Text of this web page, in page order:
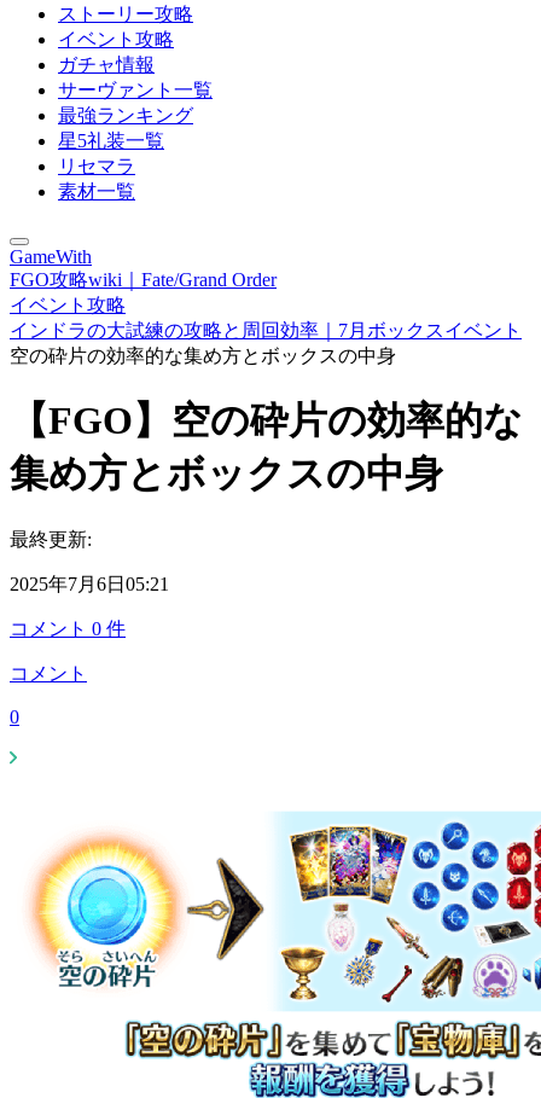
ストーリー攻略
イベント攻略
ガチャ情報
サーヴァント一覧
最強ランキング
星5礼装一覧
リセマラ
素材一覧
GameWith
FGO攻略wiki｜Fate/Grand Order
イベント攻略
インドラの大試練の攻略と周回効率｜7月ボックスイベント
空の砕片の効率的な集め方とボックスの中身
【FGO】空の砕片の効率的な
集め方とボックスの中身
最終更新:
2025年7月6日05:21
コメント 0 件
コメント
0